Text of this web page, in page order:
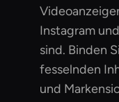
Instagram
sind. Binden
fesselnden
und